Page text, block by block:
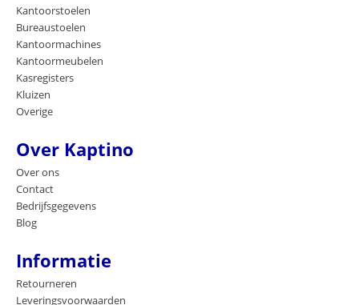
Kantoorstoelen
Bureaustoelen
Kantoormachines
Kantoormeubelen
Kasregisters
Kluizen
Overige
Over Kaptino
Over ons
Contact
Bedrijfsgegevens
Blog
Informatie
Retourneren
Leveringsvoorwaarden